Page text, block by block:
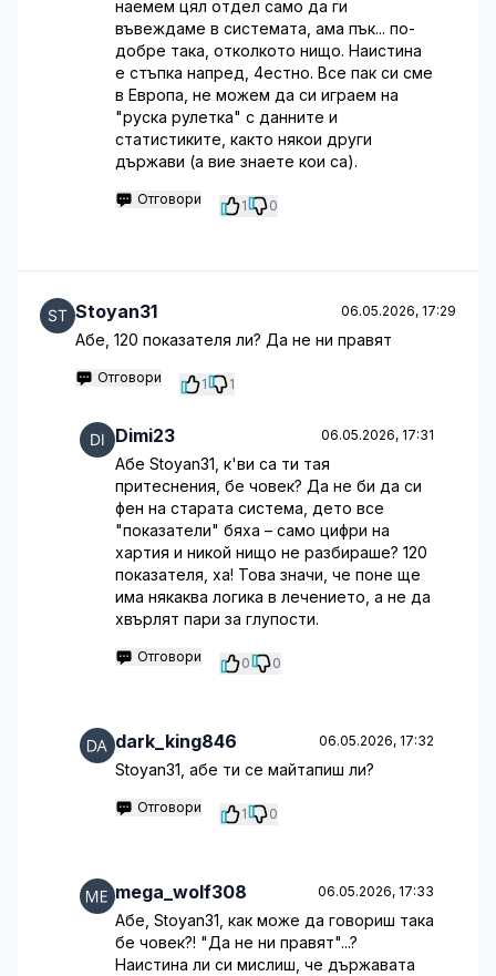
наемем цял отдел само да ги
въвеждаме в системата, ама пък... по-
добре така, отколкото нищо. Наистина
е стъпка напред, 4естно. Все пак си сме
в Европа, не можем да си играем на
"руска рулетка" с данните и
статистиките, както някои други
държави (а вие знаете кои са).
Отговори 1 0
Stoyan31 06.05.2026, 17:29
Абе, 120 показателя ли? Да не ни правят
Отговори 1 1
Dimi23 06.05.2026, 17:31
Абе Stoyan31, к'ви са ти тая
притеснения, бе човек? Да не би да си
фен на старата система, дето все
"показатели" бяха – само цифри на
хартия и никой нищо не разбираше? 120
показателя, ха! Това значи, че поне ще
има някаква логика в лечението, а не да
хвърлят пари за глупости.
Отговори 0 0
dark_king846 06.05.2026, 17:32
Stoyan31, абе ти се майтапиш ли?
Отговори 1 0
mega_wolf308 06.05.2026, 17:33
Абе, Stoyan31, как може да говориш така
бе човек?! "Да не ни правят"...?
Наистина ли си мислиш, че държавата